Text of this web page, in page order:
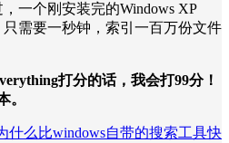
一个刚安装完的Windows XP
只需要一秒钟，索引一百万份文件
打分的话，我会打99分！
。
什么比windows自带的搜索工具快